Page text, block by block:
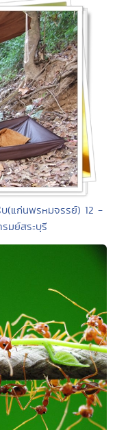
บ(แก่นพรหมจรรย์) 12 -
มย์สระบุรี